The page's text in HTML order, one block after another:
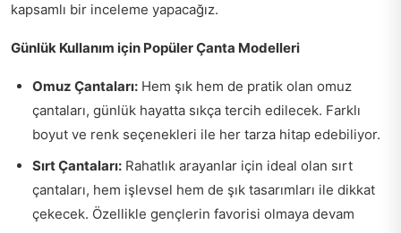
kapsamlı bir inceleme yapacağız.
Günlük Kullanım için Popüler Çanta Modelleri
Omuz Çantaları: Hem şık hem de pratik olan omuz
çantaları, günlük hayatta sıkça tercih edilecek. Farklı
boyut ve renk seçenekleri ile her tarza hitap edebiliyor.
Sırt Çantaları: Rahatlık arayanlar için ideal olan sırt
çantaları, hem işlevsel hem de şık tasarımları ile dikkat
çekecek. Özellikle gençlerin favorisi olmaya devam